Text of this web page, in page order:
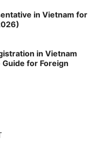
in Vietnam for
in Vietnam
for Foreign